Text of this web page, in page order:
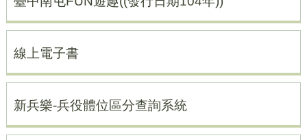
線上電子書
新兵樂-兵役體位區分查詢系統